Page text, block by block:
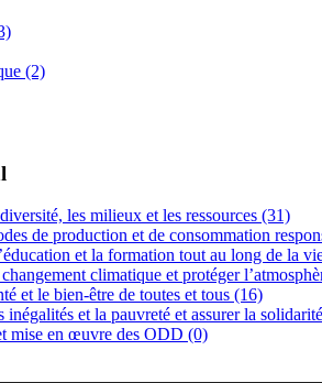
(2)
les milieux et les ressources (31)
de production et de consommation
et la formation tout au long de la
climatique et protéger
et le bien-être de toutes et tous (16)
inégalités et la pauvreté et assurer la
mise en œuvre des ODD (0)